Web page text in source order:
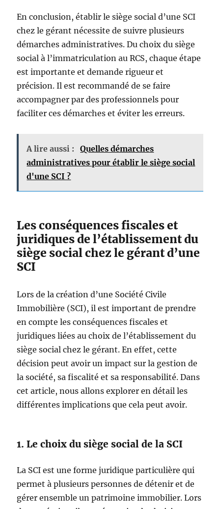
En conclusion, établir le siège social d’une SCI
chez le gérant nécessite de suivre plusieurs
démarches administratives. Du choix du siège
social à l’immatriculation au RCS, chaque étape
est importante et demande rigueur et
précision. Il est recommandé de se faire
accompagner par des professionnels pour
faciliter ces démarches et éviter les erreurs.
A lire aussi :
Quelles démarches
administratives pour établir le siège social
d'une SCI ?
Les conséquences fiscales et
juridiques de l’établissement du
siège social chez le gérant d’une
SCI
Lors de la création d’une Société Civile
Immobilière (SCI), il est important de prendre
en compte les conséquences fiscales et
juridiques liées au choix de l’établissement du
siège social chez le gérant. En effet, cette
décision peut avoir un impact sur la gestion de
la société, sa fiscalité et sa responsabilité. Dans
cet article, nous allons explorer en détail les
différentes implications que cela peut avoir.
1. Le choix du siège social de la SCI
La SCI est une forme juridique particulière qui
permet à plusieurs personnes de détenir et de
gérer ensemble un patrimoine immobilier. Lors